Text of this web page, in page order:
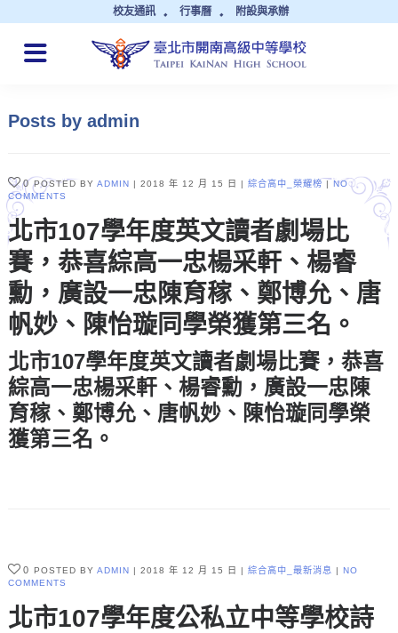
校友通訊 行事曆 附設與承辦
QUICK LINKS
Posts by admin
0 POSTED BY ADMIN 2018 年 12 月 15 日 綜合高中_榮耀榜
NO
COMMENTS
北市107學年度英文讀者劇場比
賽，恭喜綜高一忠楊采軒、楊睿
勳，廣設一忠陳育稼、鄭博允、唐
帆妙、陳怡璇同學榮獲第三名。
北市107學年度英文讀者劇場比賽，恭喜
綜高一忠楊采軒、 楊睿勳 ，廣設一忠陳
育稼、 鄭博允、 唐帆妙、陳怡璇同學榮
獲第三名 。
0 POSTED BY ADMIN 2018 年 12 月 15 日 綜合高中_最新消息
NO
COMMENTS
北市107學年度公私立中等學校詩